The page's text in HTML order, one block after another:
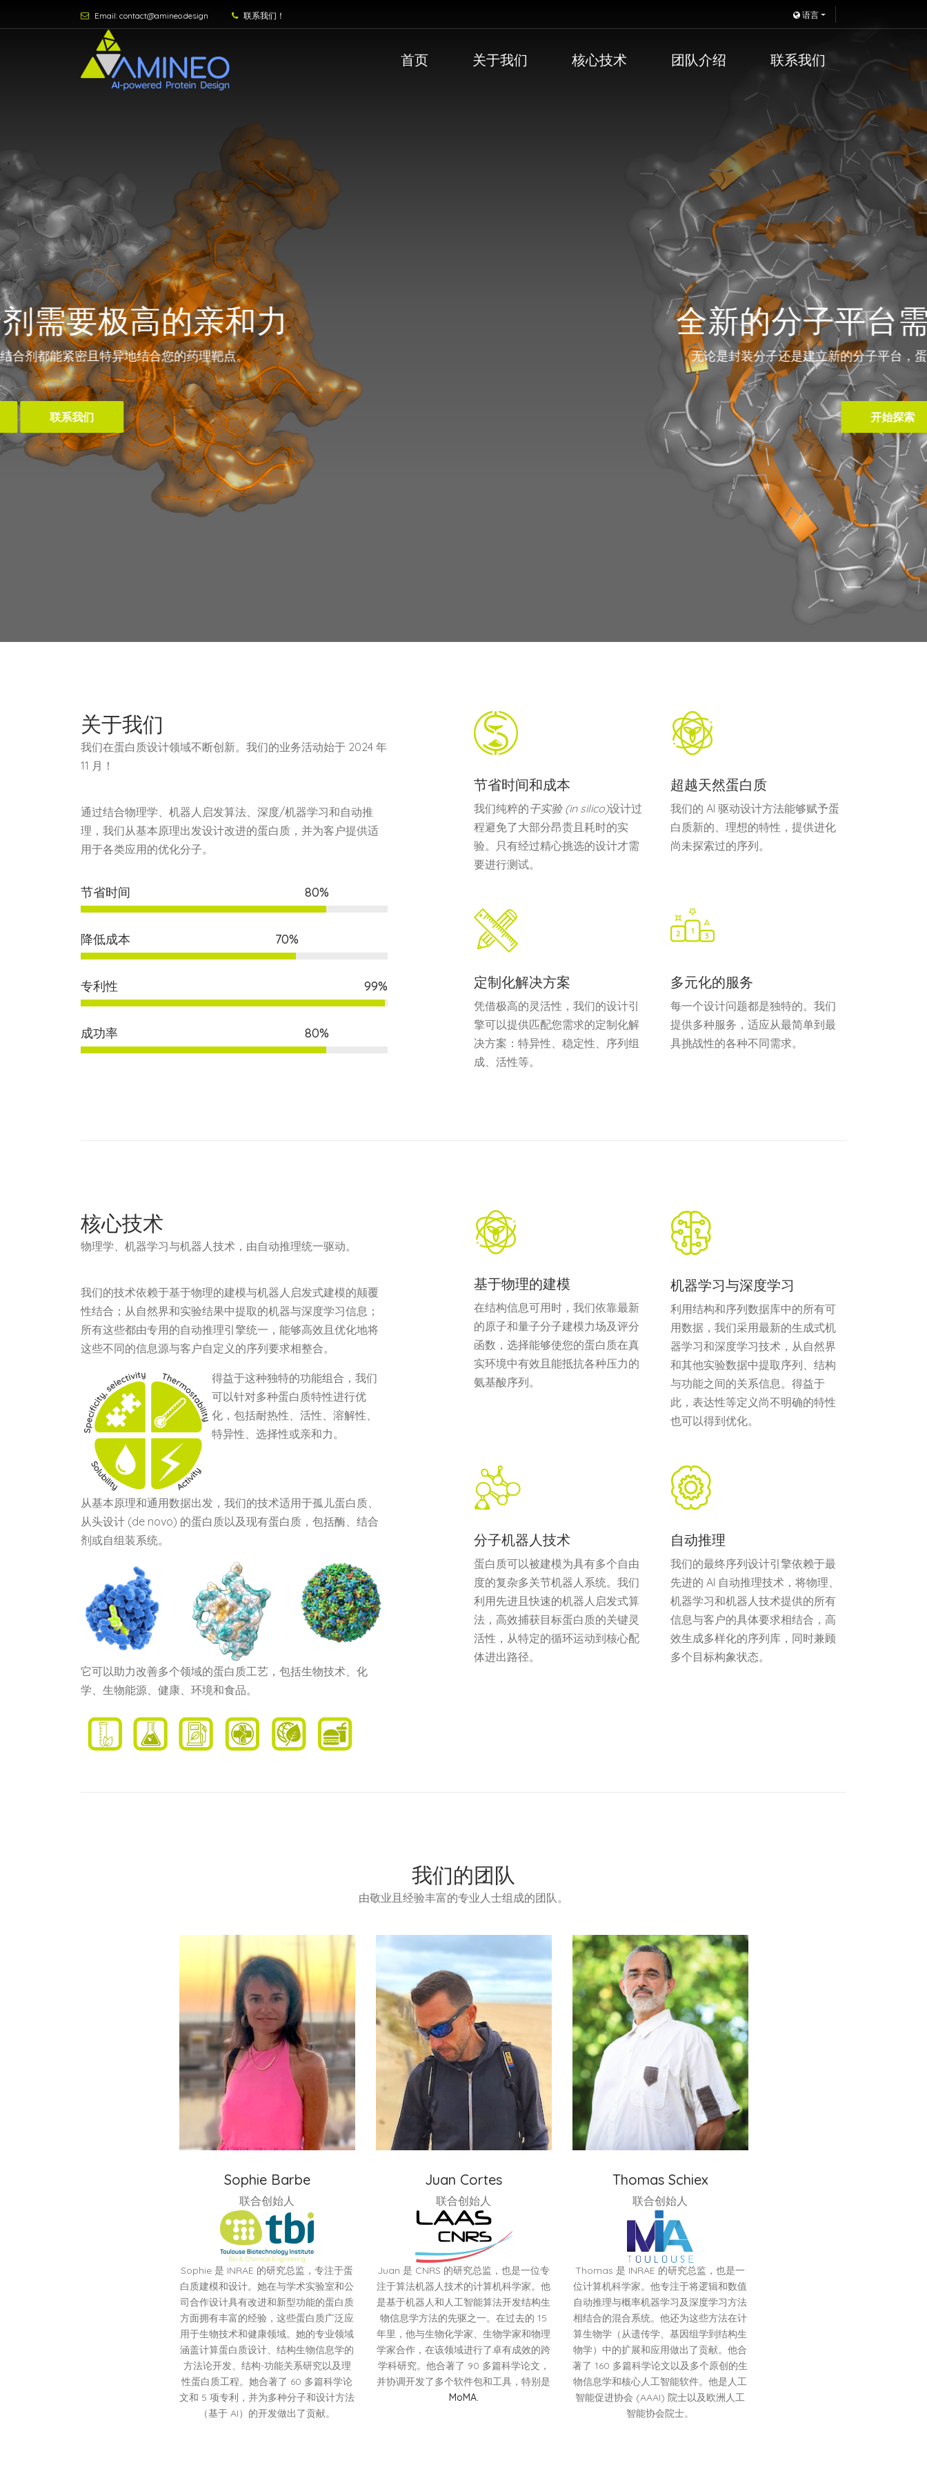
Email: contact@amineo.design 联系我们！ 语言
首页 关于我们 核心技术 团队介绍 联系我们
全新的分子平台需要全新的蛋白质架构
无论是封装分子还是建立新的分子平台，蛋白质都为构建新型分子纳米物体提供了无限可能。
关于我们
我们在蛋白质设计领域不断创新。我们的业务活动始于 2024 年
11 月！
通过结合物理学、机器人启发算法、深度/机器学习和自动推
理，我们从基本原理出发设计改进的蛋白质，并为客户提供适
用于各类应用的优化分子。
节省时间 80%
降低成本 70%
专利性 99%
成功率 80%
节省时间和成本
我们纯粹的干实验 (in silico)设计过
程避免了大部分昂贵且耗时的实
验。只有经过精心挑选的设计才需
要进行测试。
超越天然蛋白质
我们的 AI 驱动设计方法能够赋予蛋
白质新的、理想的特性，提供进化
尚未探索过的序列。
定制化解决方案
凭借极高的灵活性，我们的设计引
擎可以提供匹配您需求的定制化解
决方案：特异性、稳定性、序列组
成、活性等。
多元化的服务
每一个设计问题都是独特的。我们
提供多种服务，适应从最简单到最
具挑战性的各种不同需求。
核心技术
物理学、机器学习与机器人技术，由自动推理统一驱动。
我们的技术依赖于基于物理的建模与机器人启发式建模的颠覆
性结合；从自然界和实验结果中提取的机器与深度学习信息；
所有这些都由专用的自动推理引擎统一，能够高效且优化地将
这些不同的信息源与客户自定义的序列要求相整合。
得益于这种独特的功能组合，我们
可以针对多种蛋白质特性进行优
化，包括耐热性、活性、溶解性、
特异性、选择性或亲和力。
从基本原理和通用数据出发，我们的技术适用于孤儿蛋白质、
从头设计 (de novo) 的蛋白质以及现有蛋白质，包括酶、结合
剂或自组装系统。
它可以助力改善多个领域的蛋白质工艺，包括生物技术、化
学、生物能源、健康、环境和食品。
基于物理的建模
在结构信息可用时，我们依靠最新
的原子和量子分子建模力场及评分
函数，选择能够使您的蛋白质在真
实环境中有效且能抵抗各种压力的
氨基酸序列。
机器学习与深度学习
利用结构和序列数据库中的所有可
用数据，我们采用最新的生成式机
器学习和深度学习技术，从自然界
和其他实验数据中提取序列、结构
与功能之间的关系信息。得益于
此，表达性等定义尚不明确的特性
也可以得到优化。
分子机器人技术
蛋白质可以被建模为具有多个自由
度的复杂多关节机器人系统。我们
利用先进且快速的机器人启发式算
法，高效捕获目标蛋白质的关键灵
活性，从特定的循环运动到核心配
体进出路径。
自动推理
我们的最终序列设计引擎依赖于最
先进的 AI 自动推理技术，将物理、
机器学习和机器人技术提供的所有
信息与客户的具体要求相结合，高
效生成多样化的序列库，同时兼顾
多个目标构象状态。
我们的团队
由敬业且经验丰富的专业人士组成的团队。
Sophie Barbe
联合创始人
Sophie 是 INRAE 的研究总监，专注于蛋
白质建模和设计。她在与学术实验室和公
司合作设计具有改进和新型功能的蛋白质
方面拥有丰富的经验，这些蛋白质广泛应
用于生物技术和健康领域。她的专业领域
涵盖计算蛋白质设计、结构生物信息学的
方法论开发、结构-功能关系研究以及理
性蛋白质工程。她合著了 60 多篇科学论
文和 5 项专利，并为多种分子和设计方法
（基于 AI）的开发做出了贡献。
Juan Cortes
联合创始人
Juan 是 CNRS 的研究总监，也是一位专
注于算法机器人技术的计算机科学家。他
是基于机器人和人工智能算法开发结构生
物信息学方法的先驱之一。在过去的 15
年里，他与生物化学家、生物学家和物理
学家合作，在该领域进行了卓有成效的跨
学科研究。他合著了 90 多篇科学论文，
并协调开发了多个软件包和工具，特别是
MoMA.
Thomas Schiex
联合创始人
Thomas 是 INRAE 的研究总监，也是一
位计算机科学家。他专注于将逻辑和数值
自动推理与概率机器学习及深度学习方法
相结合的混合系统。他还为这些方法在计
算生物学（从遗传学、基因组学到结构生
物学）中的扩展和应用做出了贡献。他合
著了 160 多篇科学论文以及多个原创的生
物信息学和核心人工智能软件。他是人工
智能促进协会 (AAAI) 院士以及欧洲人工
智能协会院士。